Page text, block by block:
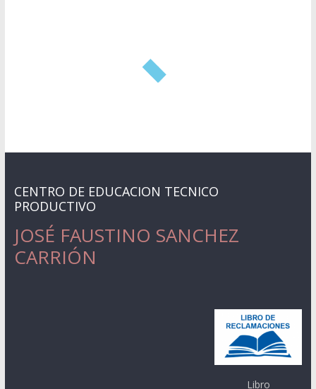
CENTRO DE EDUCACION TECNICO
PRODUCTIVO
JOSÉ FAUSTINO SANCHEZ
CARRIÓN
Libro